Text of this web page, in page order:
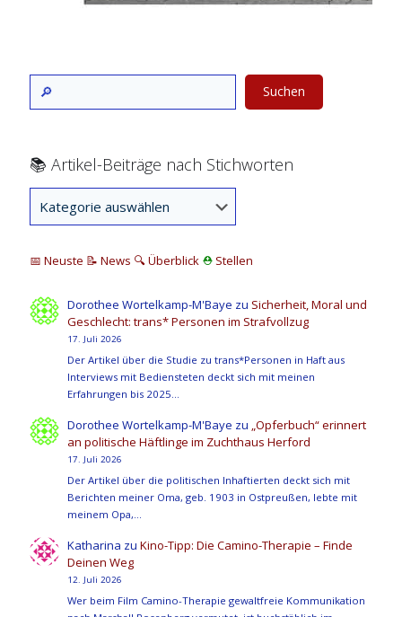
Suchen
📚 Artikel-Beiträge nach Stichworten
📅 Neuste 📝 News 🔍 Überblick ⛑ Stellen
Dorothee Wortelkamp-M'Baye zu Sicherheit, Moral und
Geschlecht: trans* Personen im Strafvollzug
17. Juli 2026
Der Artikel über die Studie zu trans*Personen in Haft aus
Interviews mit Bediensteten deckt sich mit meinen
Erfahrungen bis 2025…
Dorothee Wortelkamp-M'Baye zu „Opferbuch“ erinnert
an politische Häftlinge im Zuchthaus Herford
17. Juli 2026
Der Artikel über die politischen Inhaftierten deckt sich mit
Berichten meiner Oma, geb. 1903 in Ostpreußen, lebte mit
meinem Opa,…
Katharina zuKino-Tipp: Die Camino-Therapie – Finde
Deinen Weg
12. Juli 2026
Wer beim Film Camino-Therapie gewaltfreie Kommunikation